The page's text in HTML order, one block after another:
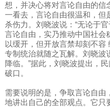
想，并决心将对言论自由的信
一看去，言论自由很温和，但
杀伤力。刘晓波说：“无论于
言论自由，实乃推动中国社会
以缓开，但开放言禁却刻不容
专制统治就随之瓦解。刘晓波
降临。”据此，刘晓波提出，
破口。
需要说明的是，争取言论自
地讲出自己的全部观点。它只